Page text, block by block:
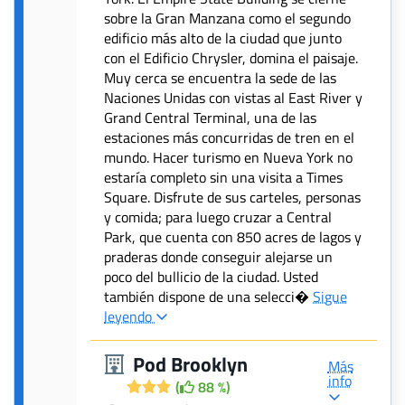
sobre la Gran Manzana como el segundo
edificio más alto de la ciudad que junto
con el Edificio Chrysler, domina el paisaje.
Muy cerca se encuentra la sede de las
Naciones Unidas con vistas al East River y
Grand Central Terminal, una de las
estaciones más concurridas de tren en el
mundo. Hacer turismo en Nueva York no
estaría completo sin una visita a Times
Square. Disfrute de sus carteles, personas
y comida; para luego cruzar a Central
Park, que cuenta con 850 acres de lagos y
praderas donde conseguir alejarse un
poco del bullicio de la ciudad. Usted
también dispone de una selecci�Sigue
leyendo
Pod Brooklyn
(
88 %)
Más
info